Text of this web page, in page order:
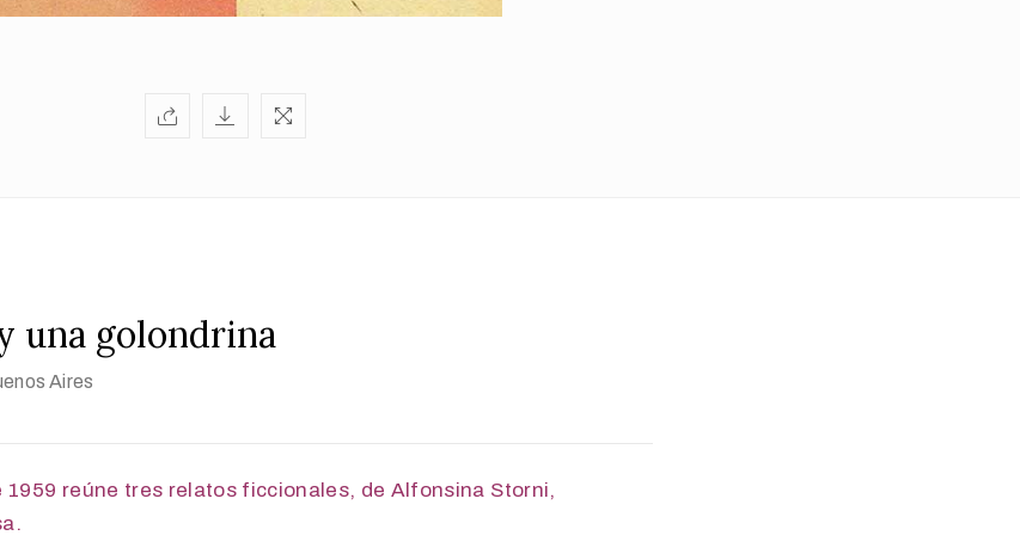
una golondrina
Aires
1959 reúne tres relatos ficcionales, de Alfonsina Storni,